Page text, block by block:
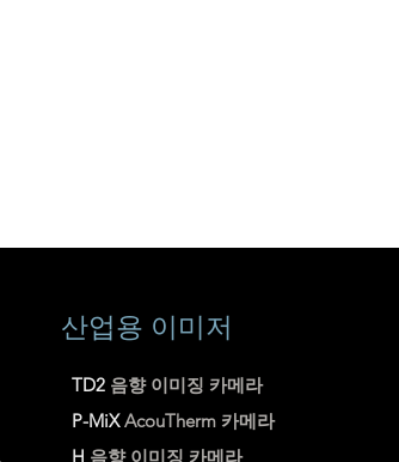
산업용 이미저
TD2 음향 이미징 카메라
P-MiXAcouTherm 카메라
H 음향 이미징 카메라